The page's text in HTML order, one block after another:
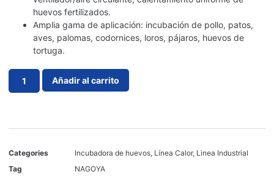
huevos fertilizados.
Amplia gama de aplicación: incubación de pollo, patos,
aves, palomas, codornices, loros, pájaros, huevos de
tortuga.
Añadir al carrito
Categories Incubadora de huevos, Línea Calor, Linea Industrial
Tag
NAGOYA